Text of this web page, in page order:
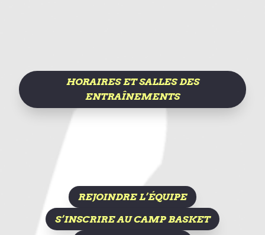
HORAIRES ET SALLES DES
ENTRAÎNEMENTS
REJOINDRE L’ÉQUIPE
S’INSCRIRE AU CAMP BASKET